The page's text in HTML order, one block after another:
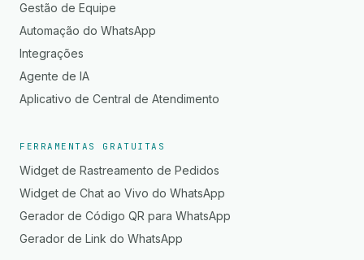
Gestão de Equipe
Automação do WhatsApp
Integrações
Agente de IA
Aplicativo de Central de Atendimento
FERRAMENTAS GRATUITAS
Widget de Rastreamento de Pedidos
Widget de Chat ao Vivo do WhatsApp
Gerador de Código QR para WhatsApp
Gerador de Link do WhatsApp